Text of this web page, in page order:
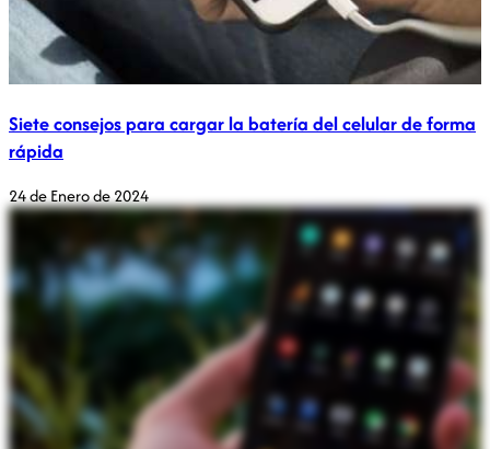
Siete consejos para cargar la batería del celular de forma
rápida
24 de Enero de 2024